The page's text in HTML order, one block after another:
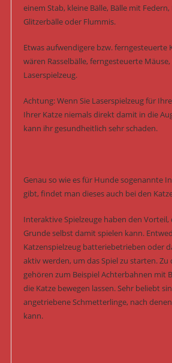
einem Stab, kleine Bälle, Bälle mit Federn,
Glitzerbälle oder Flummis.
Etwas aufwendigere bzw. ferngesteuerte
wären Rasselbälle, ferngesteuerte
Laserspielzeug.
Achtung: Wenn Sie Laserspielzeug für
Ihrer Katze niemals direkt damit in die
kann ihr gesundheitlich sehr schaden.
Genau so wie es für Hunde sogenannte
gibt, findet man dieses auch bei den
Interaktive Spielzeuge haben den Vorteil,
Grunde selbst damit spielen kann.
Katzenspielzeug batteriebetrieben oder
aktiv werden, um das Spiel zu starten. Zu
gehören zum Beispiel Achterbahnen mit
die Katze bewegen lassen. Sehr beliebt
angetriebene Schmetterlinge, nach
kann.